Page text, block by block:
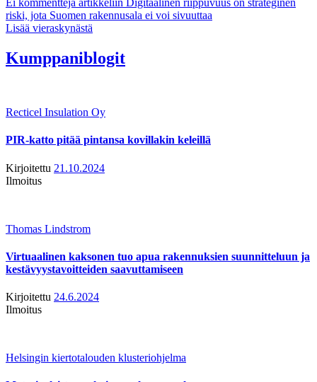
Ei kommentteja artikkeliin Digitaalinen riippuvuus on strateginen
riski, jota Suomen rakennusala ei voi sivuuttaa
Lisää vieraskynästä
Kumppaniblogit
Recticel Insulation Oy
PIR-katto pitää pintansa kovillakin keleillä
Kirjoitettu 21.10.2024
Ilmoitus
Thomas Lindstrom
Virtuaalinen kaksonen tuo apua rakennuksien suunnitteluun ja
kestävyystavoitteiden saavuttamiseen
Kirjoitettu 24.6.2024
Ilmoitus
Helsingin kiertotalouden klusteriohjelma